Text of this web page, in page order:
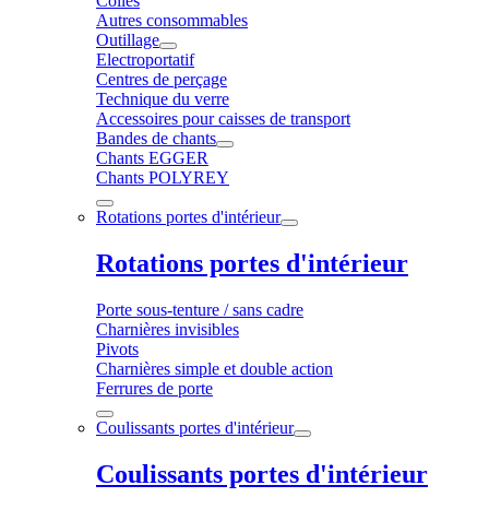
Autres consommables
Outillage
Electroportatif
Centres de perçage
Technique du verre
Accessoires pour caisses de transport
Bandes de chants
Chants EGGER
Chants POLYREY
Rotations portes d'intérieur
Rotations portes d'intérieur
Porte sous-tenture / sans cadre
Charnières invisibles
Pivots
Charnières simple et double action
Ferrures de porte
Coulissants portes d'intérieur
Coulissants portes d'intérieur